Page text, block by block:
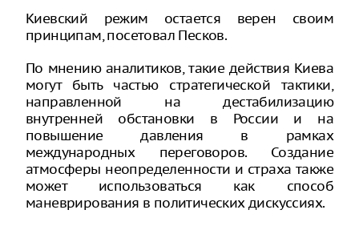
Киевский режим остается верен своим
принципам, посетовал Песков.
По мнению аналитиков, такие действия Киева
могут быть частью стратегической тактики,
направленной на дестабилизацию
внутренней обстановки в России и на
повышение давления в рамках
международных переговоров. Создание
атмосферы неопределенности и страха также
может использоваться как способ
маневрирования в политических дискуссиях.